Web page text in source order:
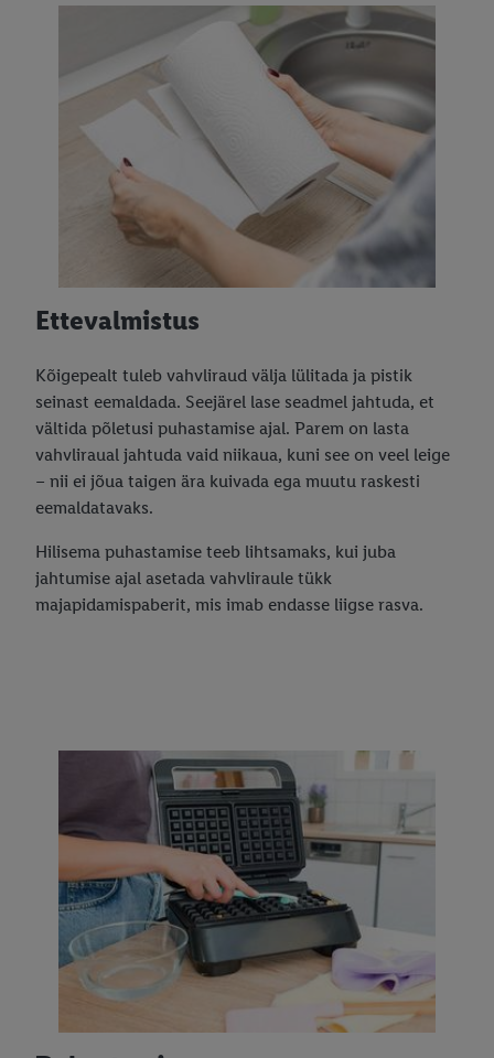
Ettevalmistus
Kõigepealt tuleb vahvliraud välja lülitada ja pistik
seinast eemaldada. Seejärel lase seadmel jahtuda, et
vältida põletusi puhastamise ajal. Parem on lasta
vahvliraual jahtuda vaid niikaua, kuni see on veel leige
– nii ei jõua taigen ära kuivada ega muutu raskesti
eemaldatavaks.
Hilisema puhastamise teeb lihtsamaks, kui juba
jahtumise ajal asetada vahvliraule tükk
majapidamispaberit, mis imab endasse liigse rasva.